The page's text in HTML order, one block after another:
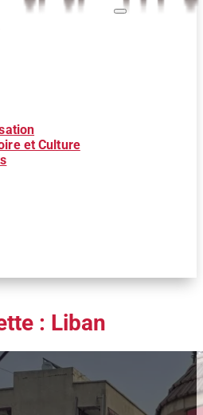
et Culture
: Liban